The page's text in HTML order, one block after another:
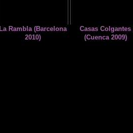
La Rambla (Barcelona
2010)
Casas Colgantes
(Cuenca 2009)